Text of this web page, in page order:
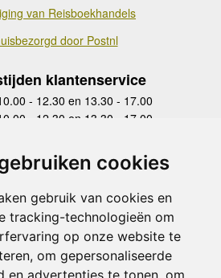
cookies
gebruik van cookies en
tracking-technologieën om
op onze website te
om gepersonaliseerde
en advertenties te tonen, om
van Reisboekhandels
door Postnl
klantenservice
- 12.30 en 13.30 - 17.00
- 12.30 en 13.30 - 17.00
10.00 - 12.30 en 13.30 - 17.00
- 12.30 en 13.30 - 17.00
Zaterdag
gesloten
Zondag gesloten